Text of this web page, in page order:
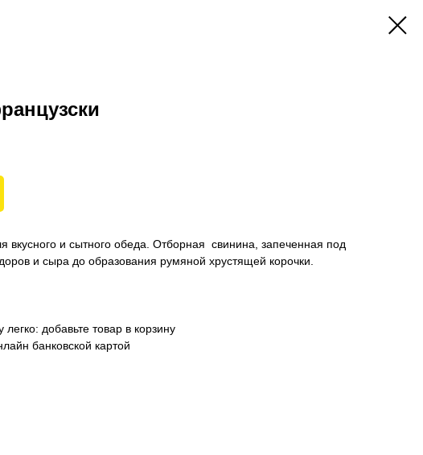
и сытного обеда. Отборная свинина, запеченная под
и сыра до образования румяной хрустящей корочки.
добавьте товар в корзину
банковской картой